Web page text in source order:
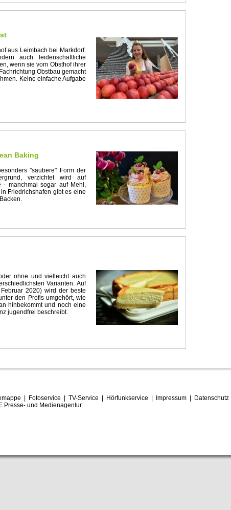
aus Leimbach bei Markdorf.
auch leidenschaftliche
wenn sie vom Obsthof ihrer
Obstbau gemacht
Keine einfache Aufgabe
Baking
"saubere" Form der
verzichtet wird auf
- manchmal sogar auf Mehl,
Friedrichshafen gibt es eine
ohne und vielleicht auch
Varianten. Auf
2020) wird der beste
den Profis umgehört, wie
hinbekommt und noch eine
jugendfrei beschreibt.
Fotoservice TV-Service Hörfunkservice Impressum| Datenschutz
Presse- und Medienagentur